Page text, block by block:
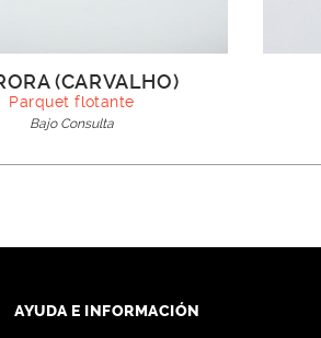
(CARVALHO)
Parquet flotante
Bajo Consulta
AYUDA E INFORMACIÓN